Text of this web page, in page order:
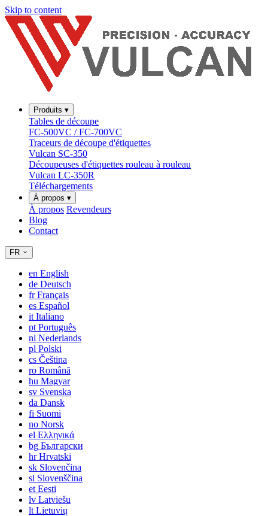
Skip to content
Produits ▾
Tables de découpe
FC-500VC / FC-700VC
Traceurs de découpe d'étiquettes
Vulcan SC-350
Découpeuses d'étiquettes rouleau à rouleau
Vulcan LC-350R
Téléchargements
À propos ▾
À propos Revendeurs
Blog
Contact
FR
en English
de Deutsch
frFrançais
es Español
it Italiano
pt Português
nl Nederlands
pl Polski
cs Čeština
ro Română
hu Magyar
sv Svenska
da Dansk
fi Suomi
no Norsk
el Ελληνικά
bg Български
hrHrvatski
sk Slovenčina
sl Slovenščina
et Eesti
lv Latviešu
lt Lietuvių